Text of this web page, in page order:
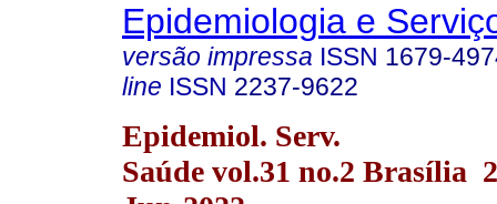
Epidemiologia e
versão impressa ISSN 1679-
line ISSN 2237-9622
Epidemiol. Serv.
Saúde vol.31 no.2 Brasília